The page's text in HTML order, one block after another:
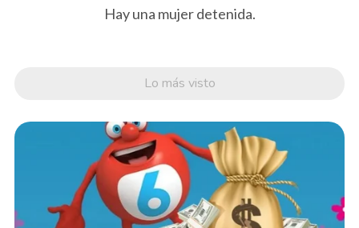
Hay una mujer detenida.
Lo más visto